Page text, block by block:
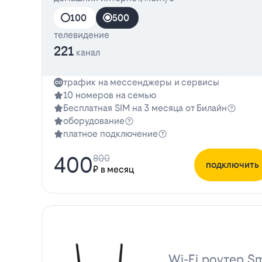
100
500
телевидение
221 канал
трафик на мессенджеры и сервисы
10 номеров на семью
Бесплатная SIM на 3 месяца от Билайн
оборудование
платное подключение
400₽ в месяц
800
подключить